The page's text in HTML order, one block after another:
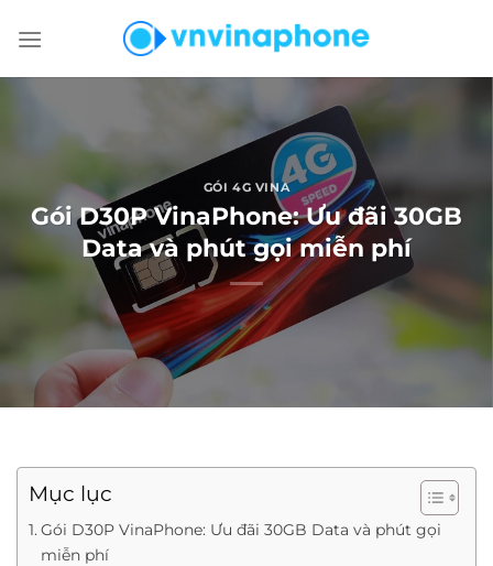
đến
GÓI 4G VINA
Gói D30P VinaPhone: Ưu đãi 30GB
Data và phút gọi miễn phí
Mục lục
Gói D30P VinaPhone: Ưu đãi 30GB Data và phút gọi
miễn phí